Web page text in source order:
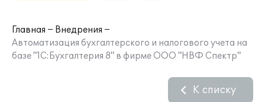
Главная
Внедрения
Автоматизация бухгалтерского и налогового учета на
базе "1С:Бухгалтерия 8" в фирме ООО "НВФ Спектр"
К списку